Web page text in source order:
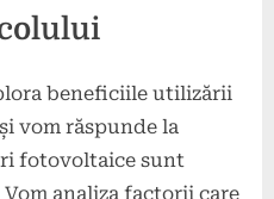
beneficiile utilizării
vom răspunde la
fotovoltaice sunt
analiza factorii care